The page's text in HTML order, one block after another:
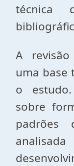
técnica
A
uma base
o
sobre
padrões